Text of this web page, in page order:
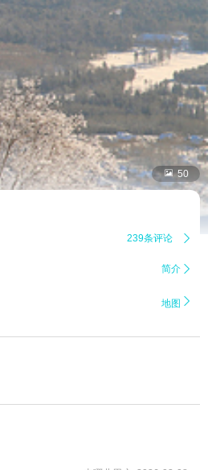
 50
239条评论 
简介 
地图 